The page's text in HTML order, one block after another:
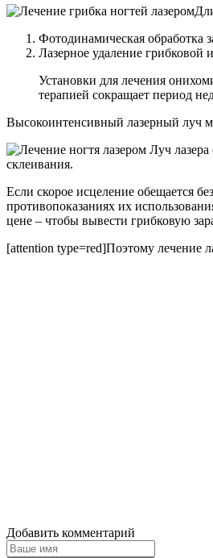
Фотодинамическая обработка
Лазерное удаление
Установки для лечения
терапией сокращает период
Высокоинтенсивный лазерный луч
Луч
склеивания.
Если скорое исцеление обещается
противопоказаниях их
цене – чтобы вывести грибковую
[attention type=red]Поэтому лечение
Добавить комментарий